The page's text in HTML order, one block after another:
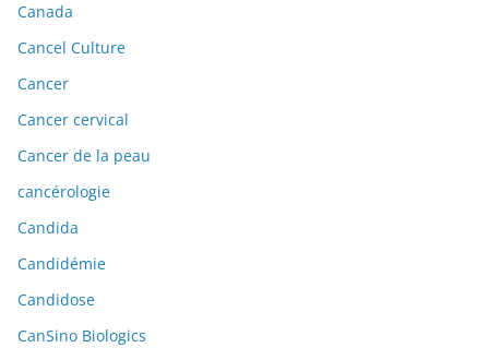
Canada
Cancel Culture
Cancer
Cancer cervical
Cancer de la peau
cancérologie
Candida
Candidémie
Candidose
CanSino Biologics